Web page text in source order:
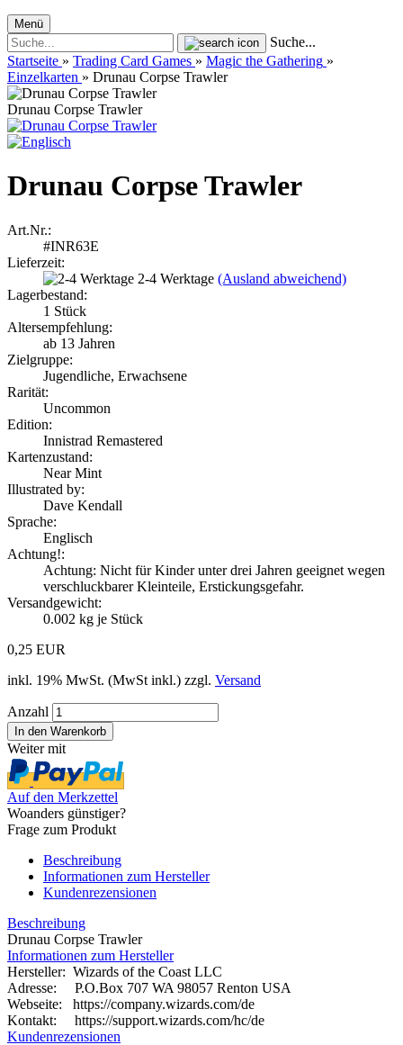
Menü
Suche...
Startseite » Trading Card Games » Magic the Gathering »
Einzelkarten » Drunau Corpse Trawler
Drunau Corpse Trawler
Drunau Corpse Trawler
Art.Nr.:
#INR63E
Lieferzeit:
2-4 Werktage (Ausland abweichend)
Lagerbestand:
1 Stück
Altersempfehlung:
ab 13 Jahren
Zielgruppe:
Jugendliche, Erwachsene
Rarität:
Uncommon
Edition:
Innistrad Remastered
Kartenzustand:
Near Mint
Illustrated by:
Dave Kendall
Sprache:
Englisch
Achtung!:
Achtung: Nicht für Kinder unter drei Jahren geeignet wegen
verschluckbarer Kleinteile, Erstickungsgefahr.
Versandgewicht:
0.002 kg je Stück
0,25 EUR
inkl. 19% MwSt. (MwSt inkl.) zzgl. Versand
Anzahl
Weiter mit
Auf den Merkzettel
Woanders günstiger?
Frage zum Produkt
Beschreibung
Informationen zum Hersteller
Kundenrezensionen
Beschreibung
Drunau Corpse Trawler
Informationen zum Hersteller
Hersteller: Wizards of the Coast LLC
Adresse: P.O.Box 707 WA 98057 Renton USA
Webseite:
https://company.wizards.com/de
Kontakt: https://support.wizards.com/hc/de
Kundenrezensionen